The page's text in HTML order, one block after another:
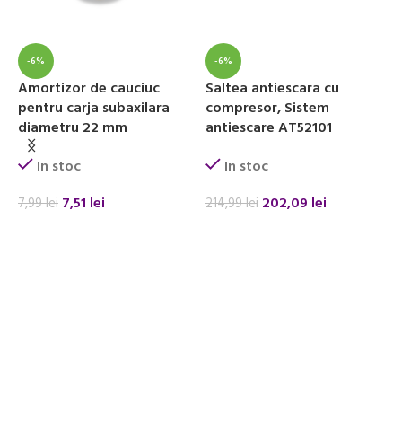
-6%
Amortizor de cauciuc
pentru carja subaxilara
diametru 22 mm
In stoc
7,99lei 7,51 lei
-6%
Saltea antiescara cu
compresor, Sistem
antiescare AT52101
In stoc
214,99lei 202,09 lei